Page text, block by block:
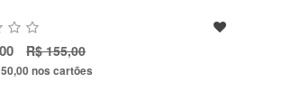
R$ 155,00
nos cartões